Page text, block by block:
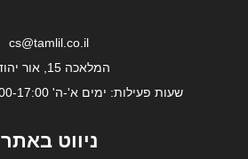
cs@tamlil.co.il
המלאכה 15, אור יהודה
שעות פעילות: ימים א'-ה' 08:00-17:00 (יום ו' סגור)
ניווט באתר